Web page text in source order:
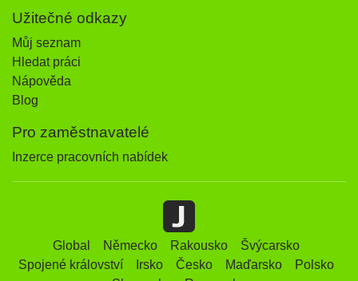
Užitečné odkazy
Můj seznam
Hledat práci
Nápověda
Blog
Pro zaměstnavatelé
Inzerce pracovních nabídek
Global Německo Rakousko
Švýcarsko
Spojené království
Irsko Česko Maďarsko
Polsko